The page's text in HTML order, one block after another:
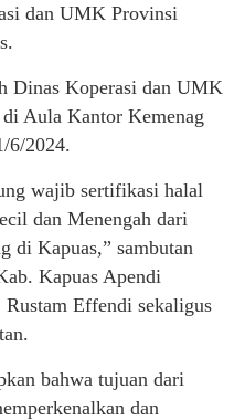
dan UMK Provinsi
Dinas Koperasi dan UMK
Aula Kantor Kemenag
6/2024.
wajib sertifikasi halal
dan Menengah dari
di Kapuas,” sambutan
Kapuas Apendi
Effendi sekaligus
bahwa tujuan dari
dan